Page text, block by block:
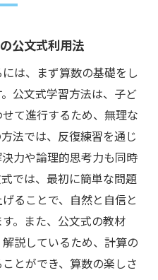
公文式利用法
は、まず算数の基礎をし
公文式学習方法は、子ど
て進行するため、無理な
法では、反復練習を通じ
力や論理的思考力も同時
では、最初に簡単な問題
ることで、自然と自信と
。また、公文式の教材
説しているため、計算の
とができ、算数の楽しさ